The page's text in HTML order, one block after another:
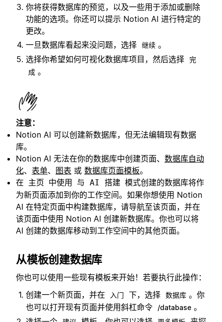
你将获得数据库的预览，以及一些用于添加或删除
功能的选项。你还可以提示 Notion AI 进行特定的
更改。
一旦数据库看起来没问题，选择 继续 。
选择你希望如何可视化数据库项目，然后选择 完
成 。
注意：
Notion AI 可以创建新数据库，但无法编辑现有数据
库。
Notion AI 无法在你的数据库中创建页面、 数据库自动
化、 表单、 图表 或 数据库页面模板。
在 主页 中使用 与 AI 搭建 模式创建的数据库将作
为新页面添加到你的工作空间。如果你想使用 Notion
AI 在特定页面中构建数据库，请导航至该页面，并在
该页面中使用 Notion AI 创建新数据库。你也可以将
AI 创建的数据库移动到工作空间中的其他页面。
从模板创建数据库
你也可以使用一些现有模板来开始！若要执行此操作：
创建一个新页面，并在
入门 下，选择 数据库 。你
也可以打开现有页面并使用斜杠命令
/database 。